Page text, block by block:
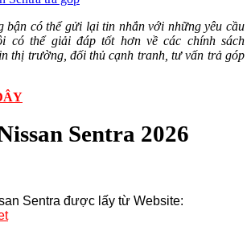
bận có thể gửi lại tin nhắn với những yêu cầu
có thể giải đáp tốt hơn về các chính sách
thị trường, đối thủ cạnh tranh, tư vấn trả góp
Sentra 2026
Sentra được lấy từ Website: